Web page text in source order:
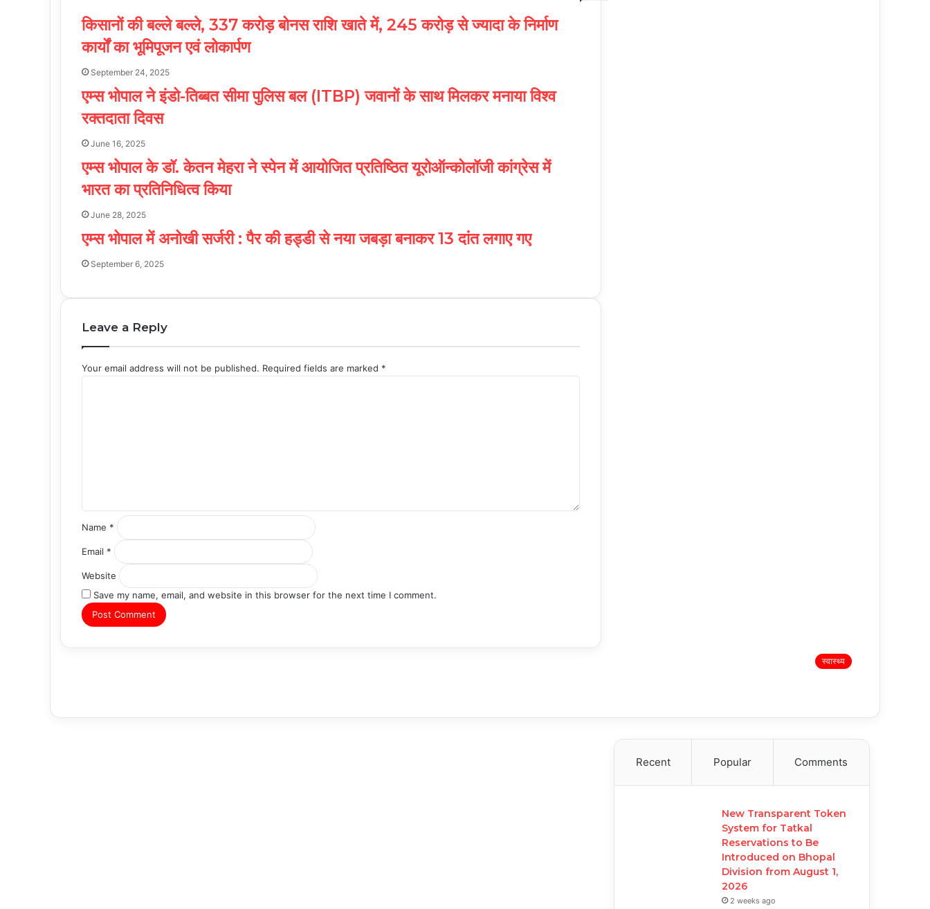
किसानों की बल्ले बल्ले, 337 करोड़ बोनस राशि खाते में, 245 करोड़ से ज्यादा के निर्माण
कार्यों का भूमिपूजन एवं लोकार्पण
September 24, 2025
एम्स भोपाल ने इंडो-तिब्बत सीमा पुलिस बल (ITBP) जवानों के साथ मिलकर मनाया विश्व
रक्तदाता दिवस
June 16, 2025
एम्स भोपाल के डॉ. केतन मेहरा ने स्पेन में आयोजित प्रतिष्ठित यूरोऑन्कोलॉजी कांग्रेस में
भारत का प्रतिनिधित्व किया
June 28, 2025
एम्स भोपाल में अनोखी सर्जरी : पैर की हड्डी से नया जबड़ा बनाकर 13 दांत लगाए गए
September 6, 2025
Leave a Reply
Your email address will not be published. Required fields are marked *
Name *
Email *
Website
Save my name, email, and website in this browser for the next time I comment.
स्वास्थ्य
Recent Popular Comments
New Transparent Token
System for Tatkal
Reservations to Be
Introduced on Bhopal
Division from August 1,
2026
2 weeks ago